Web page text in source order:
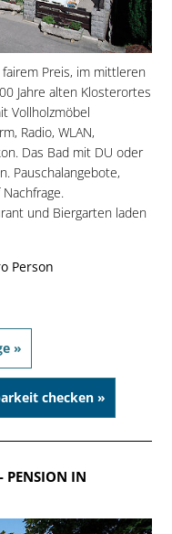
Preis, im mittleren
Jahre alten Klosterortes
Vollholzmöbel
Radio, WLAN,
Das Bad mit DU oder
Pauschalangebote,
und Biergarten laden
Person
»
checken »
PENSION IN